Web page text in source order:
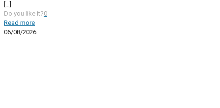
[…]
Do you like it?0
Read more
06/08/2026